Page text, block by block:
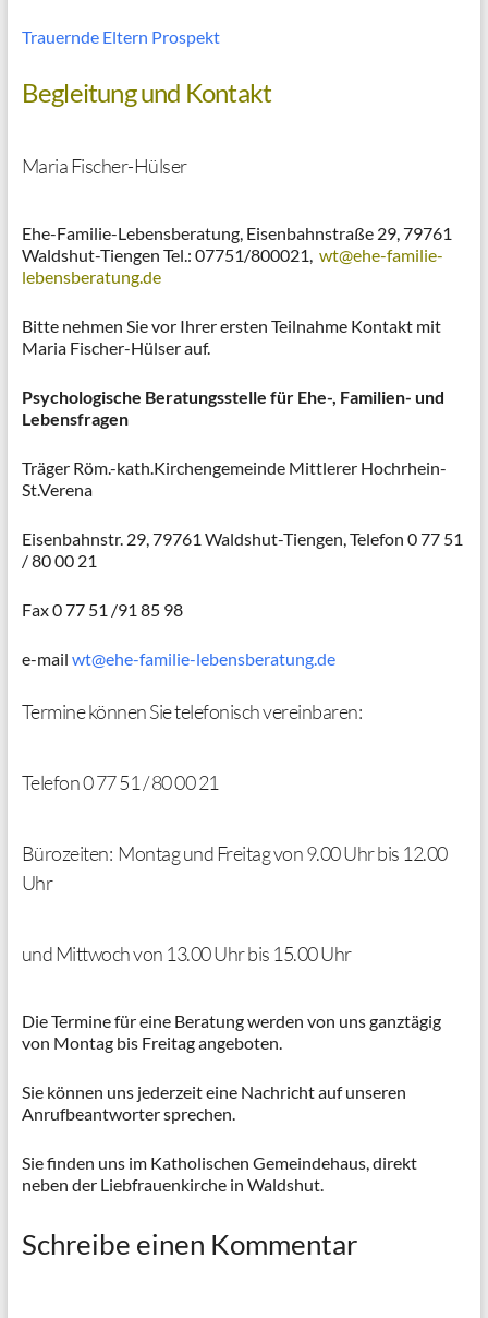
Trauernde Eltern Prospekt
Begleitung und Kontakt
Maria Fischer-Hülser
Ehe-Familie-Lebensberatung, Eisenbahnstraße 29, 79761
Waldshut-Tiengen Tel.: 07751/800021, wt@ehe-familie-
lebensberatung.de
Bitte nehmen Sie vor Ihrer ersten Teilnahme Kontakt mit
Maria Fischer-Hülser auf.
Psychologische Beratungsstelle für Ehe-, Familien- und
Lebensfragen
Träger Röm.-kath.Kirchengemeinde Mittlerer Hochrhein-
St.Verena
Eisenbahnstr. 29, 79761 Waldshut-Tiengen, Telefon 0 77 51
/ 80 00 21
Fax 0 77 51 /91 85 98
e-mail wt@ehe-familie-lebensberatung.de
Termine können Sie telefonisch vereinbaren:
Telefon 0 77 51 / 80 00 21
Bürozeiten: Montag und Freitag von 9.00 Uhr bis 12.00
Uhr
und Mittwoch von 13.00 Uhr bis 15.00 Uhr
Die Termine für eine Beratung werden von uns ganztägig
von Montag bis Freitag angeboten.
Sie können uns jederzeit eine Nachricht auf unseren
Anrufbeantworter sprechen.
Sie finden uns im Katholischen Gemeindehaus, direkt
neben der Liebfrauenkirche in Waldshut.
Schreibe einen Kommentar